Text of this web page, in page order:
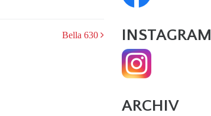
Bella 630 INSTAGRAM
ARCHIV